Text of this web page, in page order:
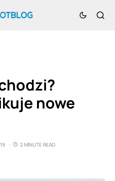
nowe
2 MINUTE READ